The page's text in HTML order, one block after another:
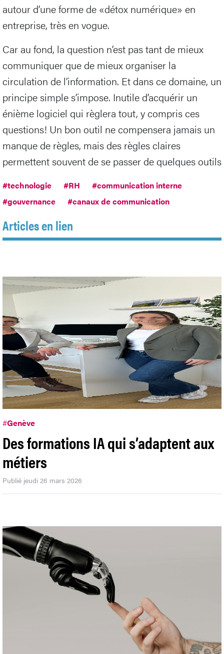
autour d’une forme de «détox numérique» en
entreprise, très en vogue.
Car au fond, la question n’est pas tant de mieux
communiquer que de mieux organiser la
circulation de l’information. Et dans ce domaine, un
principe simple s’impose. Inutile d’acquérir un
énième logiciel qui règlera tout, y compris ces
questions! Un bon outil ne compensera jamais un
manque de règles, mais des règles claires
permettent souvent de se passer de quelques outils
#technologie #RH
#communication interne
#gouvernance
#canaux de communication
Articles en lien
#Genève
Des formations IA qui s’adaptent aux
métiers
Publié jeudi 26 mars 2026